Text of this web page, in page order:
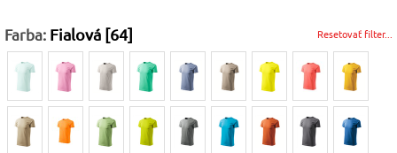
Resetovať filter...
Farba: Fialová [64]